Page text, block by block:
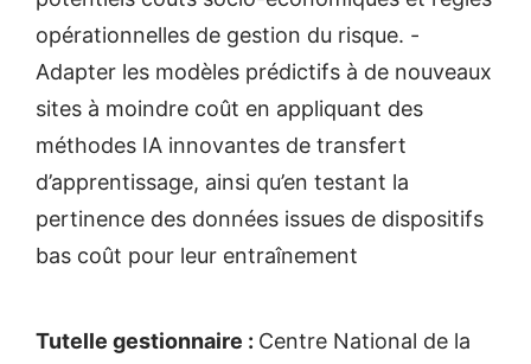
opérationnelles de gestion du risque. -
Adapter les modèles prédictifs à de nouveaux
sites à moindre coût en appliquant des
méthodes IA innovantes de transfert
d’apprentissage, ainsi qu’en testant la
pertinence des données issues de dispositifs
bas coût pour leur entraînement
Tutelle gestionnaire : Centre National de la